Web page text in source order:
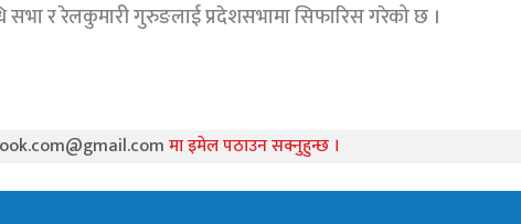
सभा र रेलकुमारी गुरुङलाई प्रदेशसभामा सिफारिस गरेको छ ।
मा इमेल पठाउन सक्नुहुन्छ ।